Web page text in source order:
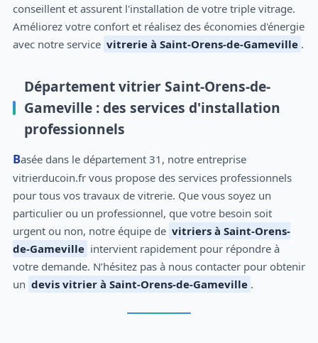
conseillent et assurent l'installation de votre triple vitrage.
Améliorez votre confort et réalisez des économies d'énergie
avec notre service vitrerie à Saint-Orens-de-Gameville .
Département vitrier Saint-Orens-de-
Gameville : des services d'installation
professionnels
Basée dans le département 31, notre entreprise
vitrierducoin.fr vous propose des services professionnels
pour tous vos travaux de vitrerie. Que vous soyez un
particulier ou un professionnel, que votre besoin soit
urgent ou non, notre équipe de vitriers à Saint-Orens-
de-Gameville intervient rapidement pour répondre à
votre demande. N’hésitez pas à nous contacter pour obtenir
un devis vitrier à Saint-Orens-de-Gameville .